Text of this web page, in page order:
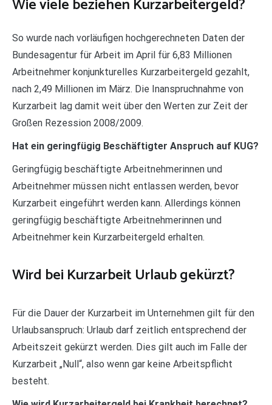
Wie viele beziehen Kurzarbeitergeld?
So wurde nach vorläufigen hochgerechneten Daten der
Bundesagentur für Arbeit im April für 6,83 Millionen
Arbeitnehmer konjunkturelles Kurzarbeitergeld gezahlt,
nach 2,49 Millionen im März. Die Inanspruchnahme von
Kurzarbeit lag damit weit über den Werten zur Zeit der
Großen Rezession 2008/2009.
Hat ein geringfügig Beschäftigter Anspruch auf KUG?
Geringfügig beschäftigte Arbeitnehmerinnen und
Arbeitnehmer müssen nicht entlassen werden, bevor
Kurzarbeit eingeführt werden kann. Allerdings können
geringfügig beschäftigte Arbeitnehmerinnen und
Arbeitnehmer kein Kurzarbeitergeld erhalten.
Wird bei Kurzarbeit Urlaub gekürzt?
Für die Dauer der Kurzarbeit im Unternehmen gilt für den
Urlaubsanspruch: Urlaub darf zeitlich entsprechend der
Arbeitszeit gekürzt werden. Dies gilt auch im Falle der
Kurzarbeit „Null“, also wenn gar keine Arbeitspflicht
besteht.